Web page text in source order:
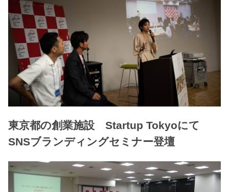
東京都の創業施設 Startup Tokyoにて
SNSブランディングセミナー登壇